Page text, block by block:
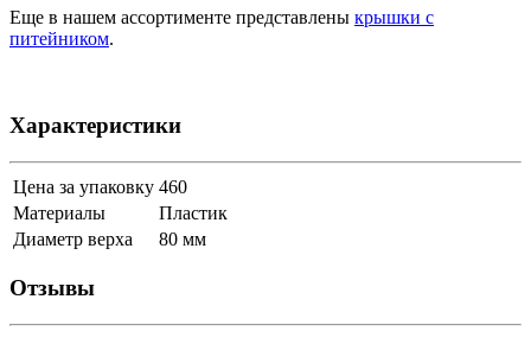
Еще в нашем ассортименте представлены крышки с
питейником.
Характеристики
Цена за упаковку 460
Материалы
Пластик
Диаметр верха
80 мм
Отзывы